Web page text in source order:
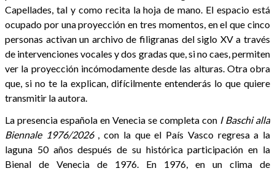
Capellades, tal y como recita la hoja de mano. El espacio está
ocupado por una proyección en tres momentos, en el que cinco
personas activan un archivo de filigranas del siglo XV a través
de intervenciones vocales y dos gradas que, si no caes, permiten
ver la proyección incómodamente desde las alturas. Otra obra
que, si no te la explican, difícilmente entenderás lo que quiere
transmitir la autora.
La presencia española en Venecia se completa con I Baschi alla
Biennale 1976/2026, con la que el País Vasco regresa a la
laguna 50 años después de su histórica participación en la
Bienal de Venecia de 1976. En 1976, en un clima de